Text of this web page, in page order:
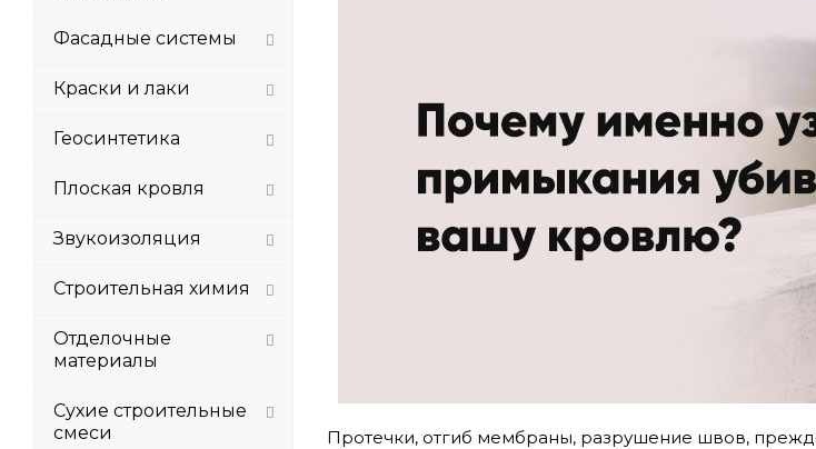
Протечки, отгиб мембраны, разрушение швов,
Фасадные системы
Краски и лаки
Геосинтетика
Плоская кровля
Звукоизоляция
Строительная химия
Отделочные
материалы
Сухие строительные
смеси